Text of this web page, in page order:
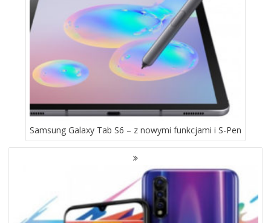
Samsung Galaxy Tab S6 – z nowymi funkcjami i S-Pen